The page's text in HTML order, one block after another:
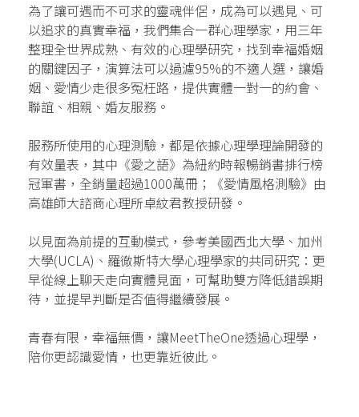
為了讓可遇而不可求的靈魂伴侶，成為可以遇見、可
以追求的真實幸福，我們集合一群心理學家，用三年
整理全世界成熟、有效的心理學研究，找到幸福婚姻
的關鍵因子，演算法可以過濾95%的不適人選，讓婚
姻、愛情少走很多冤枉路，提供實體一對一的約會、
聯誼、相親、婚友服務。
服務所使用的心理測驗，都是依據心理學理論開發的
有效量表，其中《愛之語》為紐約時報暢銷書排行榜
冠軍書，全銷量超過1000萬冊；《愛情風格測驗》由
高雄師大諮商心理所卓紋君教授研發。
以見面為前提的互動模式，參考美國西北大學、加州
大學(UCLA)、羅徹斯特大學心理學家的共同研究：更
早從線上聊天走向實體見面，可幫助雙方降低錯誤期
待，並提早判斷是否值得繼續發展。
青春有限，幸福無價，讓MeetTheOne透過心理學，
陪你更認識愛情，也更靠近彼此。